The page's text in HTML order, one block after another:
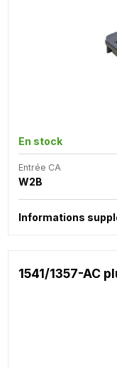
En stock
Entrée CA
W2B
Informations
1541/1357-AC